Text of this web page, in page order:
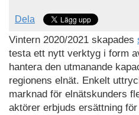
Dela
Vintern 2020/2021 skapades
testa ett nytt verktyg i form
hantera den utmanande
regionens elnät. Enkelt
marknad för elnätskunders
aktörer erbjuds ersättning